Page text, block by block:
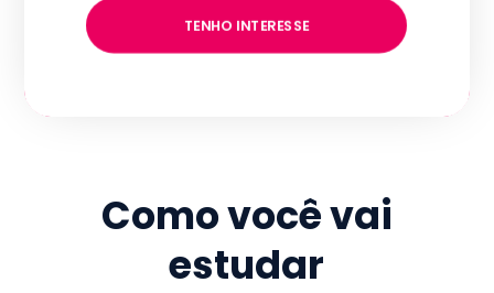
TENHO INTERESSE
Como você vai
estudar